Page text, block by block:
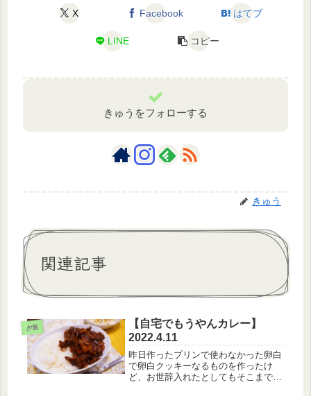
X Facebook はてブ
LINE コピー
きゅうをフォローする
きゅう
関連記事
夕飯
【自宅でもうやんカレー】
2022.4.11
昨日作ったプリンで使わなかった卵白
で卵白クッキーなるものを作ったけ
ど、お世辞入れたとしてもそこまで美